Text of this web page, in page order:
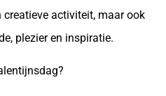
activiteit, maar ook
plezier en inspiratie.